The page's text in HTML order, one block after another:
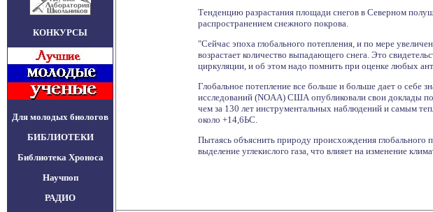
КОНКУРСЫ
Для молодых биологов
БИБЛИОТЕКИ
Библиотека Хроноса
Научпоп
РАДИО
Тенденцию разрастания площади снегов в Северном
распространением снежного покрова.
"Сейчас эпоха глобального потепления, и по мере
возрастает количество выпадающего снега. Это
циркуляции, и об этом надо помнить при оценке любых
Глобальное потепление все больше и больше дает о себе
исследований (NOAA) США опубликовали свои доклады
чем за 130 лет инструментальных наблюдений и самым
около +14,6ЬС.
Пытаясь объяснить природу происхождения глобального
выделение углекислого газа, что влияет на изменение